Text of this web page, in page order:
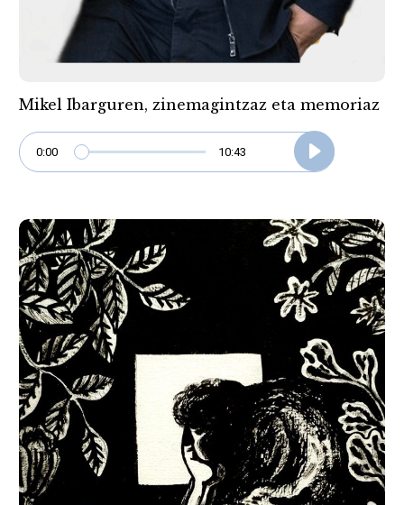
Mikel Ibarguren, zinemagintzaz eta memoriaz
0:00 10:43